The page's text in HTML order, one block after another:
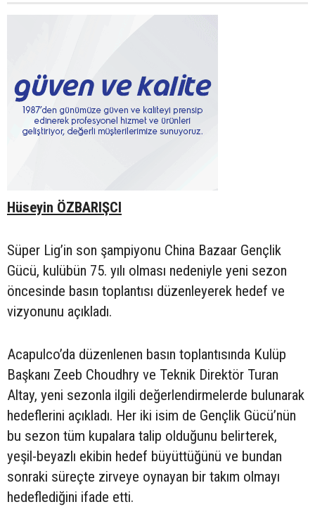
Hüseyin ÖZBARIŞCI
Süper Lig’in son şampiyonu China Bazaar Gençlik
Gücü, kulübün 75. yılı olması nedeniyle yeni sezon
öncesinde basın toplantısı düzenleyerek hedef ve
vizyonunu açıkladı.
Acapulco’da düzenlenen basın toplantısında Kulüp
Başkanı Zeeb Choudhry ve Teknik Direktör Turan
Altay, yeni sezonla ilgili değerlendirmelerde bulunarak
hedeflerini açıkladı. Her iki isim de Gençlik Gücü’nün
bu sezon tüm kupalara talip olduğunu belirterek,
yeşil-beyazlı ekibin hedef büyüttüğünü ve bundan
sonraki süreçte zirveye oynayan bir takım olmayı
hedeflediğini ifade etti.